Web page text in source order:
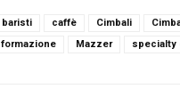
baristi caffè Cimbali
formazione Mazzer specialty